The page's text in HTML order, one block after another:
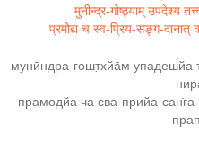
मुनीन्द्र-गोष्ठ्याम् उपदेश्य
प्रमोद्य च स्व-प्रिय-सङ्ग-
мунӣндра-гошт̣хйа̄м упадеш́йа
прамодйа ча сва-прийа-